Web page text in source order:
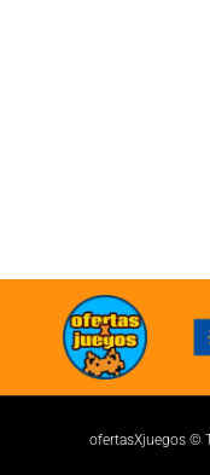
ofertasXjuegos ©